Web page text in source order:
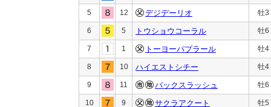
5 12 デジデーリオ 牡3
6 5 トウショウコーラル 牡6
7 1 トーヨーパプラール 牡4
8 10 ハイエストシチー 牡4
9 11 バックスラッシュ 牡6
10 9 サクラアクート 牡5